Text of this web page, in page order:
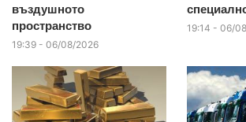
въздушното
пространство
19:39 - 06/08/2026
19:14 - 06/